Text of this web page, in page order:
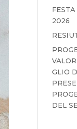
2026
GLIO
DEL